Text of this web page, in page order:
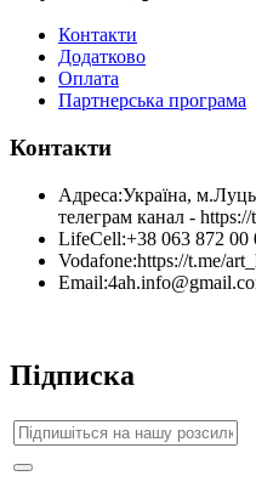
Контакти
Додатково
Оплата
Партнерська програма
Контакти
Адреса:Україна,
телеграм канал -
LifeCell:+38 063 872 00
Vodafone:https://t.me/
Email:
Підписка